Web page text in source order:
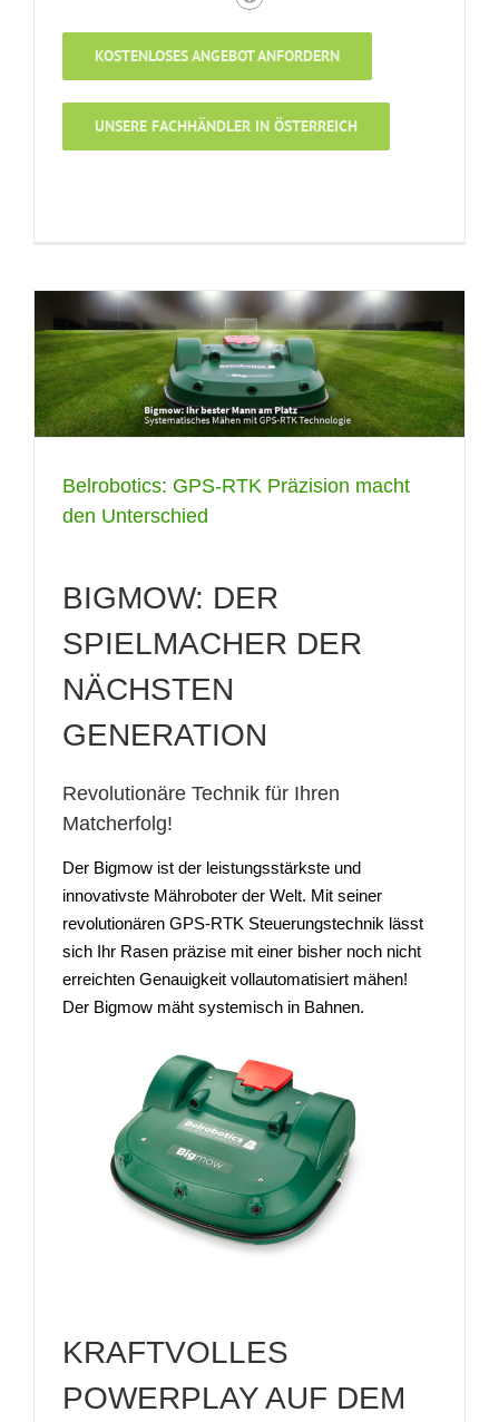
KOSTENLOSES ANGEBOT ANFORDERN
UNSERE FACHHÄNDLER IN ÖSTERREICH
Belrobotics: GPS-RTK Präzision macht
den Unterschied
BIGMOW: DER
SPIELMACHER DER
NÄCHSTEN
GENERATION
Revolutionäre Technik für Ihren
Matcherfolg!
Der Bigmow ist der leistungsstärkste und
innovativste Mähroboter der Welt. Mit seiner
revolutionären GPS-RTK Steuerungstechnik lässt
sich Ihr Rasen präzise mit einer bisher noch nicht
erreichten Genauigkeit vollautomatisiert mähen!
Der Bigmow mäht systemisch in Bahnen.
KRAFTVOLLES
POWERPLAY AUF DEM